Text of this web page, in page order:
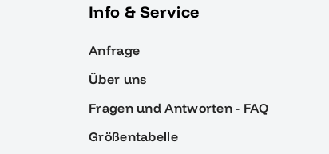
Info & Service
Anfrage
Über uns
Fragen und Antworten - FAQ
Größentabelle